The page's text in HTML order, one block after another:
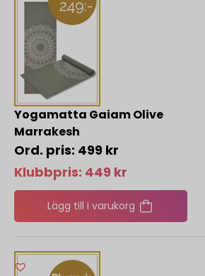
Yogamatta Gaiam Olive
Marrakesh
499 kr
Klubbpris: 449 kr
Lägg till i varukorg